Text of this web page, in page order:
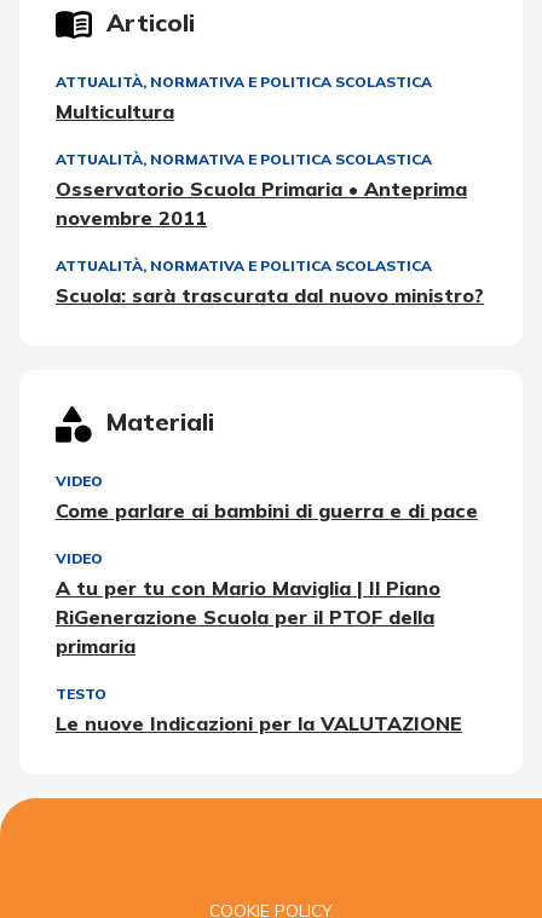
Articoli
ATTUALITÀ, NORMATIVA E POLITICA SCOLASTICA
Multicultura
ATTUALITÀ, NORMATIVA E POLITICA SCOLASTICA
Osservatorio Scuola Primaria • Anteprima
novembre 2011
ATTUALITÀ, NORMATIVA E POLITICA SCOLASTICA
Scuola: sarà trascurata dal nuovo ministro?
Materiali
VIDEO
Come parlare ai bambini di guerra e di pace
VIDEO
A tu per tu con Mario Maviglia | Il Piano
RiGenerazione Scuola per il PTOF della
primaria
TESTO
Le nuove Indicazioni per la VALUTAZIONE
COOKIE POLICY